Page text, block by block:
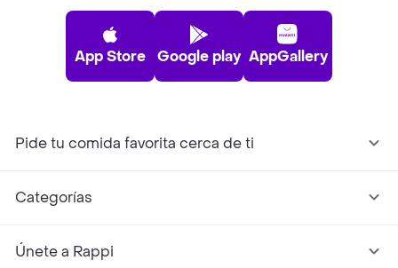
App Store Google play AppGallery
Pide tu comida favorita cerca de ti
Categorías
Únete a Rappi